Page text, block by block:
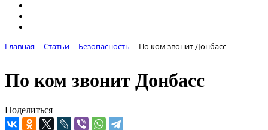
Главная Статьи Безопасность По ком звонит Донбасс
По ком звонит Донбасс
Поделиться